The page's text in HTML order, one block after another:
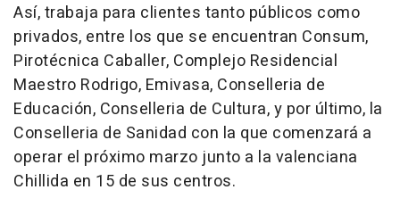
Así, trabaja para clientes tanto públicos como
privados, entre los que se encuentran Consum,
Pirotécnica Caballer, Complejo Residencial
Maestro Rodrigo, Emivasa, Conselleria de
Educación, Conselleria de Cultura, y por último, la
Conselleria de Sanidad con la que comenzará a
operar el próximo marzo junto a la valenciana
Chillida en 15 de sus centros.